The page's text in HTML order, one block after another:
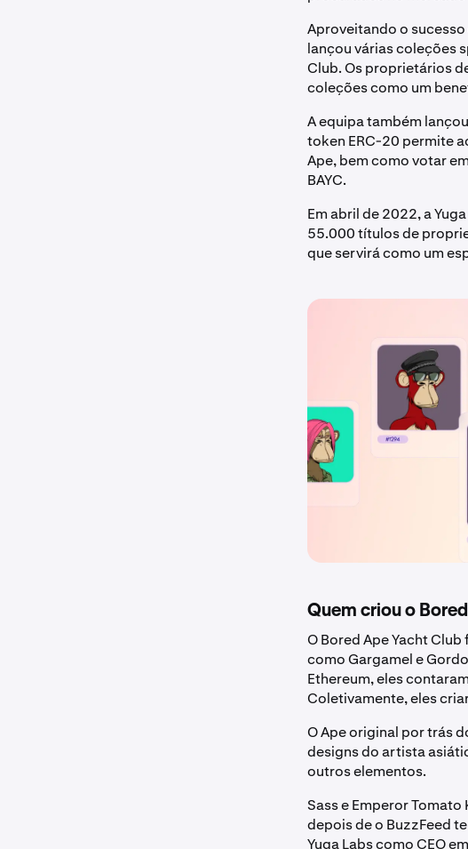
Aproveitando o
lançou várias coleções
Club. Os proprietários
coleções como um
A equipa também
token ERC-20 permite
Ape, bem como votar
BAYC.
Em abril de 2022, a
55.000 títulos de
que servirá como um
Quem criou o
O Bored Ape Yacht
como Gargamel e
Ethereum, eles
Coletivamente, eles
O Ape original por trás
designs do artista
outros elementos.
Sass e Emperor
depois de o BuzzFeed
Yuga Labs como CEO